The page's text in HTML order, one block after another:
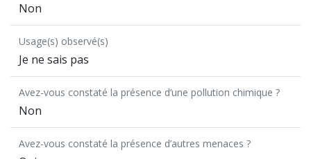
Non
Usage(s) observé(s)
Je ne sais pas
Avez-vous constaté la présence d’une pollution chimique ?
Non
Avez-vous constaté la présence d’autres menaces ?